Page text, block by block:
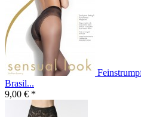
Brasil...
9,00 € *